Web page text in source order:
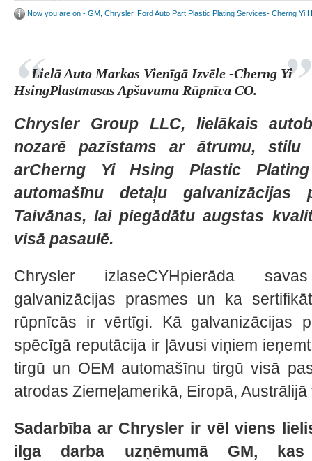
Now you are on - GM, Chrysler, Ford Auto Part Plastic Plating Services- Cherng Yi
Lielā Auto Markas Vienīgā Izvēle -Cherng Yi
HsingPlastmasas Apšuvuma Rūpnīca CO.
Chrysler Group LLC, lielākais
nozarē pazīstams ar ātrumu, stilu
arCherng Yi Hsing Plastic
automašīnu detaļu galvanizācijas
Taivānas, lai piegādātu augstas
visā pasaulē.
Chrysler izlaseCYHpierāda
galvanizācijas prasmes un ka
rūpnīcās ir vērtīgi. Kā galvanizācijas
spēcīgā reputācija ir ļāvusi viņiem
tirgū un OEM automašīnu tirgū visā
atrodas Ziemeļamerikā, Eiropā, Austrālijā
Sadarbība ar Chrysler ir vēl viens
ilga darba uzņēmumā GM,